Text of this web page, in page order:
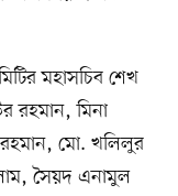
মহাসচিব শেখ
রহমান, মিনা
মো. খলিলুর
সৈয়দ এনামুল